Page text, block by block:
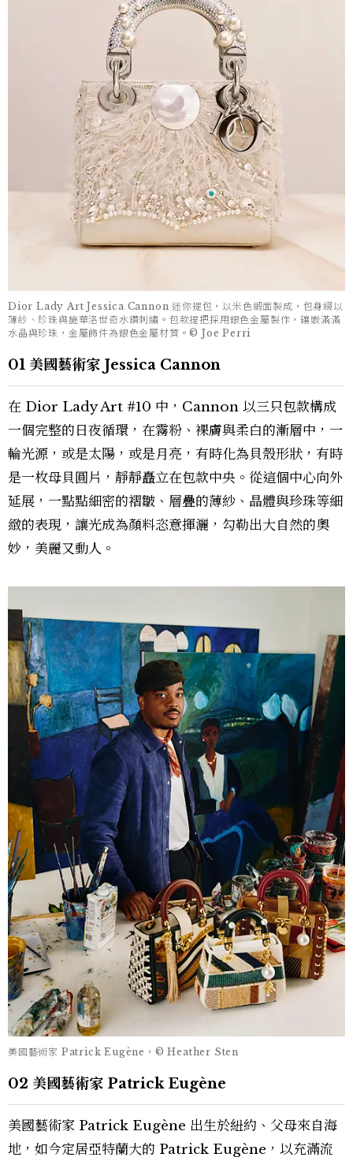
Dior Lady Art Jessica Cannon 迷你提包，以米色緞面製成，包身綴以
薄紗、珍珠與施華洛世奇水鑽刺繡。包款提把採用銀色金屬製作，鑲嵌滿滿
水晶與珍珠，金屬飾件為銀色金屬材質。© Joe Perri
01 美國藝術家 Jessica Cannon
在 Dior Lady Art #10 中，Cannon 以三只包款構成
一個完整的日夜循環，在霧粉、裸膚與柔白的漸層中，一
輪光源，或是太陽，或是月亮，有時化為貝殼形狀，有時
是一枚母貝圓片，靜靜矗立在包款中央。從這個中心向外
延展，一點點細密的褶皺、層疊的薄紗、晶體與珍珠等細
緻的表現，讓光成為顏料恣意揮灑，勾勒出大自然的奧
妙，美麗又動人。
美國藝術家 Patrick Eugène，© Heather Sten
02 美國藝術家 Patrick Eugène
美國藝術家 Patrick Eugène 出生於紐約、父母來自海
地，如今定居亞特蘭大的 Patrick Eugène，以充滿流